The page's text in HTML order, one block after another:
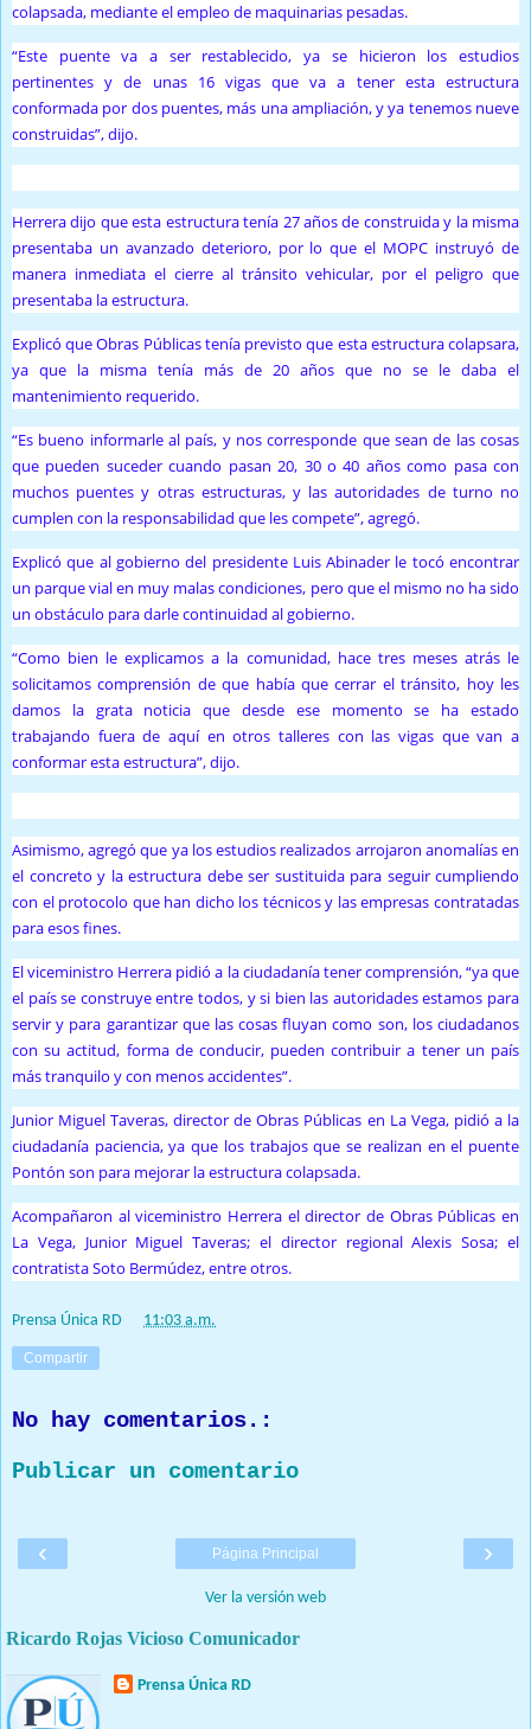
colapsada, mediante el empleo de maquinarias pesadas.
“Este puente va a ser restablecido, ya se hicieron los estudios
pertinentes y de unas 16 vigas que va a tener esta estructura
conformada por dos puentes, más una ampliación, y ya tenemos nueve
construidas”, dijo.
Herrera dijo que esta estructura tenía 27 años de construida y la misma
presentaba un avanzado deterioro, por lo que el MOPC instruyó de
manera inmediata el cierre al tránsito vehicular, por el peligro que
presentaba la estructura.
Explicó que Obras Públicas tenía previsto que esta estructura colapsara,
ya que la misma tenía más de 20 años que no se le daba el
mantenimiento requerido.
“Es bueno informarle al país, y nos corresponde que sean de las cosas
que pueden suceder cuando pasan 20, 30 o 40 años como pasa con
muchos puentes y otras estructuras, y las autoridades de turno no
cumplen con la responsabilidad que les compete”, agregó.
Explicó que al gobierno del presidente Luis Abinader le tocó encontrar
un parque vial en muy malas condiciones, pero que el mismo no ha sido
un obstáculo para darle continuidad al gobierno.
“Como bien le explicamos a la comunidad, hace tres meses atrás le
solicitamos comprensión de que había que cerrar el tránsito, hoy les
damos la grata noticia que desde ese momento se ha estado
trabajando fuera de aquí en otros talleres con las vigas que van a
conformar esta estructura”, dijo.
Asimismo, agregó que ya los estudios realizados arrojaron anomalías en
el concreto y la estructura debe ser sustituida para seguir cumpliendo
con el protocolo que han dicho los técnicos y las empresas contratadas
para esos fines.
El viceministro Herrera pidió a la ciudadanía tener comprensión, “ya que
el país se construye entre todos, y si bien las autoridades estamos para
servir y para garantizar que las cosas fluyan como son, los ciudadanos
con su actitud, forma de conducir, pueden contribuir a tener un país
más tranquilo y con menos accidentes”.
Junior Miguel Taveras, director de Obras Públicas en La Vega, pidió a la
ciudadanía paciencia, ya que los trabajos que se realizan en el puente
Pontón son para mejorar la estructura colapsada.
Acompañaron al viceministro Herrera el director de Obras Públicas en
La Vega, Junior Miguel Taveras; el director regional Alexis Sosa; el
contratista Soto Bermúdez, entre otros.
Prensa Única RD 11:03 a.m.
Compartir
No hay comentarios.:
Publicar un comentario
‹ ›
Página Principal
Ver la versión web
Ricardo Rojas Vicioso Comunicador
Prensa Única RD